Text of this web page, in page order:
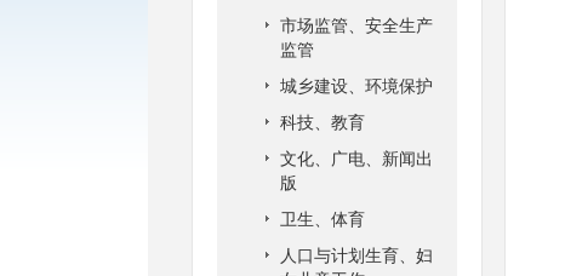
市场监管、安全生产
监管
城乡建设、环境保护
科技、教育
文化、广电、新闻出
版
卫生、体育
人口与计划生育、妇